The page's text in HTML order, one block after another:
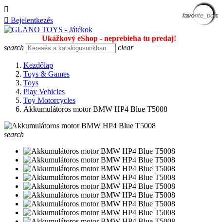

 Bejelentkezés
Ukážkový eShop - neprebieha tu predaj!
search
clear
Kezdőlap
Toys & Games
Toys
Play Vehicles
Toy Motorcycles
Akkumulátoros motor BMW HP4 Blue T5008
search